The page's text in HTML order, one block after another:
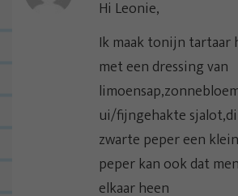
i
Hi Leonie,
Ik maak tonijn tartaar
met een dressing van
ui/fijngehakte
zwarte peper een
peper kan ook dat
elkaar heen